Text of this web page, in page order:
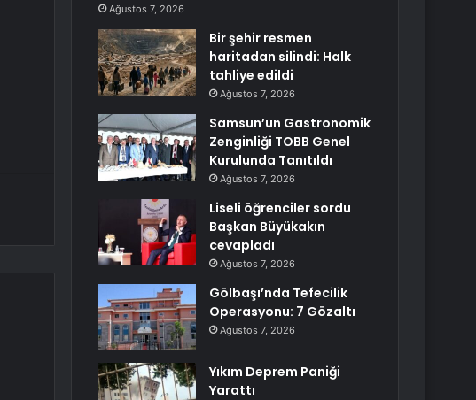
Ağustos 7, 2026
Bir şehir resmen
haritadan silindi: Halk
tahliye edildi
Ağustos 7, 2026
Samsun’un Gastronomik
Zenginliği TOBB Genel
Kurulunda Tanıtıldı
Ağustos 7, 2026
Liseli öğrenciler sordu
Başkan Büyükakın
cevapladı
Ağustos 7, 2026
Gölbaşı’nda Tefecilik
Operasyonu: 7 Gözaltı
Ağustos 7, 2026
Yıkım Deprem Paniği
Yarattı